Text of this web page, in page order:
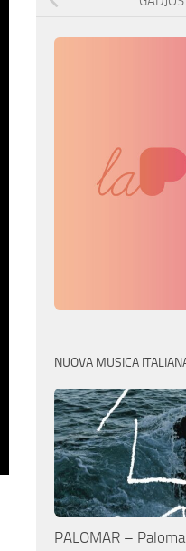
NUOVA MUSICA
PALOMAR –